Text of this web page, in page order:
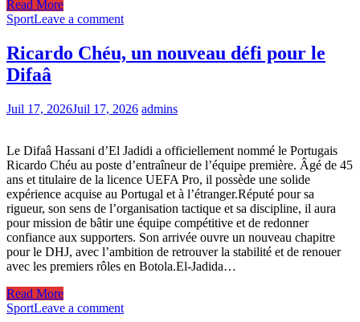
Read More
SportLeave a comment
Ricardo Chéu, un nouveau défi pour le
Difaâ
Juil 17, 2026Juil 17, 2026 admins
Le Difaâ Hassani d’El Jadidi a officiellement nommé le Portugais
Ricardo Chéu au poste d’entraîneur de l’équipe première. Âgé de 45
ans et titulaire de la licence UEFA Pro, il possède une solide
expérience acquise au Portugal et à l’étranger.Réputé pour sa
rigueur, son sens de l’organisation tactique et sa discipline, il aura
pour mission de bâtir une équipe compétitive et de redonner
confiance aux supporters. Son arrivée ouvre un nouveau chapitre
pour le DHJ, avec l’ambition de retrouver la stabilité et de renouer
avec les premiers rôles en Botola.El-Jadida…
Read More
SportLeave a comment